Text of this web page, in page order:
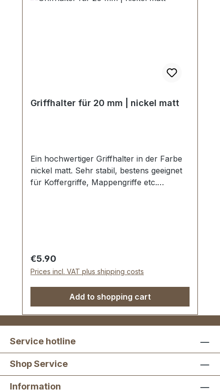
Griffhalter für 20 mm | nickel matt
Ein hochwertiger Griffhalter in der Farbe
nickel matt. Sehr stabil, bestens geeignet
für Koffergriffe, Mappengriffe etc.
Regular price:
€5.90
Prices incl. VAT plus shipping costs
Add to shopping cart
Service hotline
Shop Service
Information